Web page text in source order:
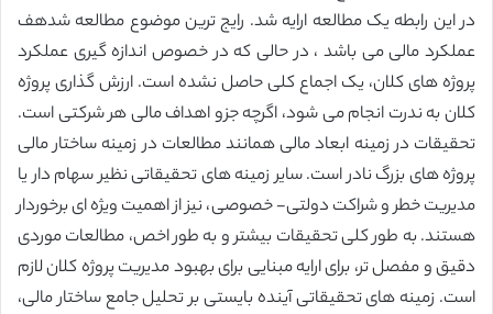
در این رابطه یک مطالعه ارایه شد. رایج ترین موضوع مطالعه شدهف
عملکرد مالی می باشد ، در حالی که در خصوص اندازه گیری عملکرد
پروژه های کلان، یک اجماع کلی حاصل نشده است. ارزش گذاری پروژه
کلان به ندرت انجام می شود، اگرچه جزو اهداف مالی هر شرکتی است.
تحقیقات در زمینه ابعاد مالی همانند مطالعات در زمینه ساختار مالی
پروژه های بزرگ نادر است. سایر زمینه های تحقیقاتی نظیر سهام دار یا
مدیریت خطر و شراکت دولتی- خصوصی، نیز از اهمیت ویژه ای برخوردار
هستند. به طور کلی تحقیقات بیشتر و به طور اخص، مطالعات موردی
دقیق و مفصل تر، برای ارایه مبنایی برای بهبود مدیریت پروژه کلان لازم
است. زمینه های تحقیقاتی آینده بایستی بر تحلیل جامع ساختار مالی،